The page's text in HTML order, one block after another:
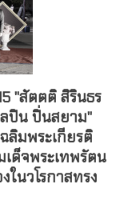
"สัตตติ สิรินธร
ปิน ปิ่นสยาม"
ลิมพระเกียรติ
เด็จพระเทพรัตน
ในวโรกาสทรง